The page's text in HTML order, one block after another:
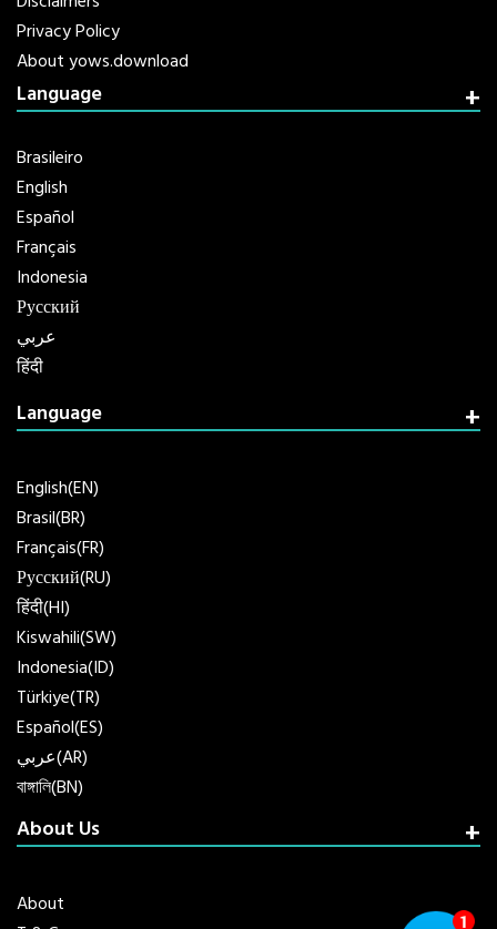
Privacy Policy
About yows.download
Language
Brasileiro
English
Español
Français
Indonesia
Русский
عربي
हिंदी
Language
English(EN)
Brasil(BR)
Français(FR)
Русский(RU)
हिंदी(HI)
Kiswahili(SW)
Indonesia(ID)
Türkiye(TR)
Español(ES)
عربي(AR)
বাঙ্গালি(BN)
About Us
About